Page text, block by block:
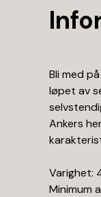
Bli med
løpet av
Ankers
Varighet:
Minimum